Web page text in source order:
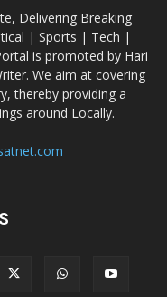
Delivering Breaking
| Sports | Tech |
is promoted by Hari
We aim at covering
thereby providing a
around Locally.